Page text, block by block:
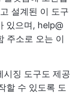
설계된 이 도구
있으며, help@
주소로 오는 이
시징 도구도 제공
할 수 있도록 도